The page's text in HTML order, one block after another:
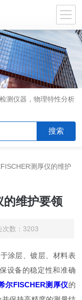
测仪器，物理特性分析
测厚仪的维护
的维护要领
数：3203
涂层、镀层、材料表
设备的稳定性和准确
尔FISCHER测厚仪的